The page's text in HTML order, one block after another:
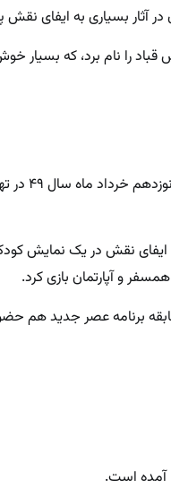
آثار بسیاری به ایفای
را نام برد، که بسیار
امین حیایی یکی
رشته ریاضی فیزیک تحصیل کرده است و فعالیتش را در سال ۱۳۷۰
و آپارتمان بازی کرد.
برنامه عصر جدید هم